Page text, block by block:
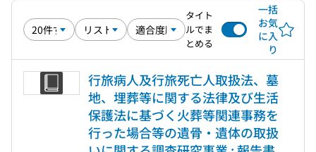
タイト
ルでま
とめる
一括
お気
に入
り
行旅病人及行旅死亡人取扱法、墓
地、埋葬等に関する法律及び生活
保護法に基づく火葬等関連事務を
行った場合等の遺骨・遺体の取扱